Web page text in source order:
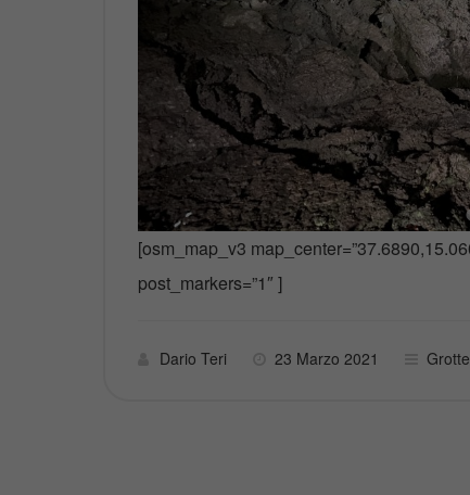
[osm_map_v3
post_markers=”1″ ]
Dario Teri 23 Marzo 2021